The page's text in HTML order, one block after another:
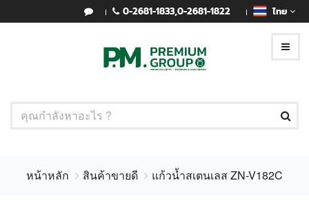
0-2681-1833,0-2681-1822 ไทย
หน้าหลัก สินค้าขายดี แก้วน้ำสเตนเลส ZN-V182C